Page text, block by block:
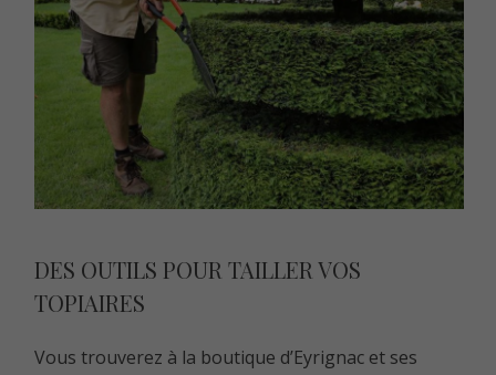
DES OUTILS POUR TAILLER VOS
TOPIAIRES
Vous trouverez à la boutique d’Eyrignac et ses